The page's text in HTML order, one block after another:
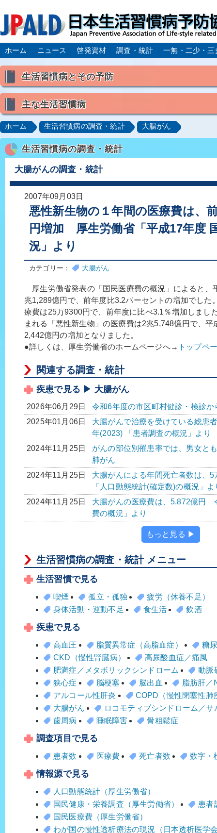
ホーム ニュース 啓発資材 調査・統計 一無・二少・三
生活習慣病とその予防
喫煙
食生活
主な生活習慣病
高血圧 脂質異常症（高脂血症） 糖尿病
肥満症／メタボリックシンドローム
動脈硬化
心
脂肪肝／NAFLD／NASH
アルコール肝疾患
ロコモティブシンドローム／サルコペニア／フレイル
ホーム 生活習慣病の調査・統計 大腸がん
生活習慣病の調査・統計
大腸がんの調査・統計
2007年09月03日
悪性新生物の１年間の医療費は、
円増加 厚生労働省「平成17年度
況」より
カテゴリー： 大腸がん
厚生労働省発表の「国民医療費の概況」によると、
兆1,289億円で、前年度比3.2パーセントの増加でした
療費は25万9300円で、前年度に比べ3.1％増加しまし
まれる「悪性新生物」の医療費は2兆5,748億円で、
2,442億円の増加となりました。
●詳しくは、厚生労働省のホームページへ→ トップペ
関連する調査・統計
疾患で見る ▶ 大腸がん
2026年06月29日
令和6年度の市区町村健診・検診
2025年01月06日
大腸がんで治療を受けている総患
年(2023) 「患者調査の概況」より
2024年11月25日
がんの部位別罹患率では、男女と
肺がん
2024年11月25日
大腸がんによる年間死亡者数は、
「人口動態統計(確定数)の概況」よ
2024年11月25日
大腸がんの医療費は、5,872億円
費の概況」より
もっと見る ▶
生活習慣病の調査・統計 メニュー
生活習慣で見る
喫煙 孤立・孤独
疲労（休養不足）
身体活動・運動不足
食生活 飲酒
疾患で見る
高血圧 脂質異常症（高脂血症）
糖
CKD（慢性腎臓病）
高尿酸血症／痛風
肥満症／メタボリックシンドローム
動脈
狭心症
脳梗塞 脳出血
脂肪肝
アルコール性肝炎
COPD（慢性閉塞性肺
大腸がん
ロコモティブシンドローム／
歯周病
睡眠障害 骨粗鬆症
調査項目で見る
患者数 医療費 死亡者数 数字・
情報源で見る
人口動態統計（厚生労働省）
国民健康・栄養調査（厚生労働省）
患者
国民医療費（厚生労働省）
わが国の慢性透析療法の現況（日本透析医学